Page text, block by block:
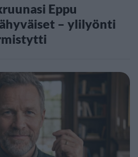
Eppu
– ylilyönti